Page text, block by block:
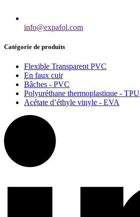
info@expafol.com
Catégorie de produits
Flexible Transparent PVC
En faux cuir
Bâches - PVC
Polyuréthane thermoplastique - TPU
Acétate d’éthyle vinyle - EVA